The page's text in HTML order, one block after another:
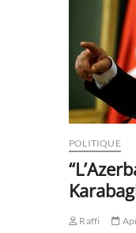
POLITIQUE
Raffi